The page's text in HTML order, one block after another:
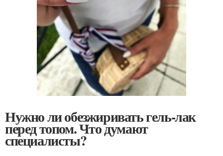
Нужно ли обезжиривать гель-лак
перед топом. Что думают
специалисты?